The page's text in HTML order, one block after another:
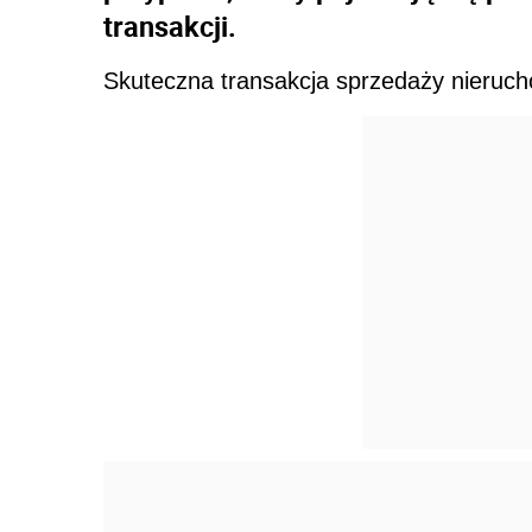
transakcji.
Skuteczna transakcja sprzedaży